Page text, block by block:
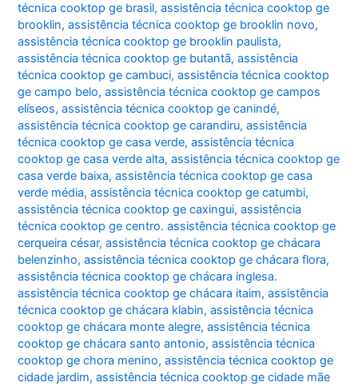
técnica cooktop ge brasil,assistência técnica cooktop ge
brooklin,assistência técnica cooktop ge brooklin novo,
assistência técnica cooktop ge brooklin paulista,
assistência técnica cooktop ge butantã,assistência
técnica cooktop ge cambuci,assistência técnica cooktop
ge campo belo,assistência técnica cooktop ge campos
elíseos,assistência técnica cooktop ge canindé,
assistência técnica cooktop ge carandiru,assistência
técnica cooktop ge casa verde,assistência técnica
cooktop ge casa verde alta,assistência técnica cooktop ge
casa verde baixa,assistência técnica cooktop ge casa
verde média,assistência técnica cooktop ge catumbi,
assistência técnica cooktop ge caxingui,assistência
técnica cooktop ge centro. assistência técnica cooktop ge
cerqueira césar,assistência técnica cooktop ge chácara
belenzinho,assistência técnica cooktop ge chácara flora,
assistência técnica cooktop ge chácara inglesa.
assistência técnica cooktop ge chácara itaim,assistência
técnica cooktop ge chácara klabin,assistência técnica
cooktop ge chácara monte alegre,assistência técnica
cooktop ge chácara santo antonio,assistência técnica
cooktop ge chora menino,assistência técnica cooktop ge
cidade jardim,assistência técnica cooktop ge cidade mãe